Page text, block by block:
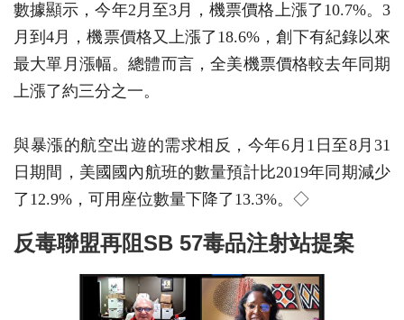
數據顯示，今年2月至3月，機票價格上漲了10.7%。3
月到4月，機票價格又上漲了18.6%，創下有紀錄以來
最大單月漲幅。總體而言，全美機票價格較去年同期
上漲了約三分之一。
與暴漲的航空出遊的需求相反，今年6月1日至8月31
日期間，美國國內航班的數量預計比2019年同期減少
了12.9%，可用座位數量下降了13.3%。◇
反毒聯盟再阻SB 57毒品注射站提案